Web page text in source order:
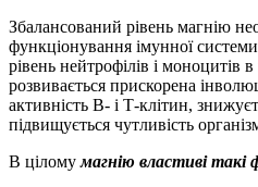
Збалансований рівень магнію
функціонування імунної
рівень нейтрофілів і моноцитів
розвивається прискорена
активність В- і Т-клітин,
підвищується чутливість
В ціломумагнію властиві такі